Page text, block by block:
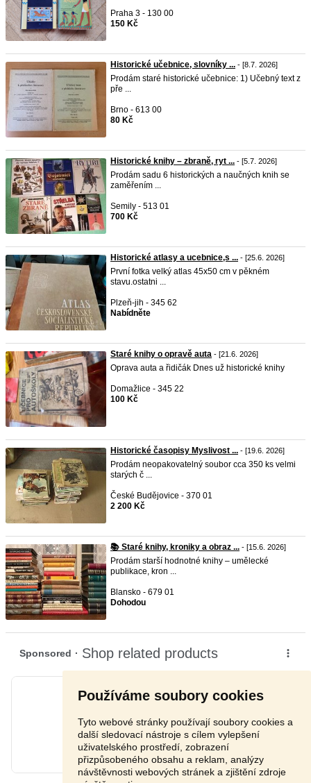
Používáme soubory cookies
Tyto webové stránky používají soubory cookies a
další sledovací nástroje s cílem vylepšení
uživatelského prostředí, zobrazení
přizpůsobeného obsahu a reklam, analýzy
návštěvnosti webových stránek a zjištění zdroje
Praha 3 - 130 00
150 Kč
Historické učebnice, slovníky ... - [8.7. 2026]
Prodám staré historické učebnice: 1) Učebný text z
pře ...
Brno - 613 00
80 Kč
Historické knihy – zbraně, ryt ... - [5.7. 2026]
Prodám sadu 6 historických a naučných knih se
zaměřením ...
Semily - 513 01
700 Kč
Historické atlasy a ucebnice,s ... - [25.6. 2026]
První fotka velký atlas 45x50 cm v pěkném
stavu.ostatni ...
Plzeň-jih - 345 62
Nabídněte
Staré knihy o opravě auta - [21.6. 2026]
Oprava auta a řidičák Dnes už historické knihy
Domažlice - 345 22
100 Kč
Historické časopisy Myslivost ... - [19.6. 2026]
Prodám neopakovatelný soubor cca 350 ks velmi
starých č ...
České Budějovice - 370 01
2 200 Kč
📚 Staré knihy, kroniky a obraz ... - [15.6. 2026]
Prodám starší hodnotné knihy – umělecké
publikace, kron ...
Blansko - 679 01
Dohodou